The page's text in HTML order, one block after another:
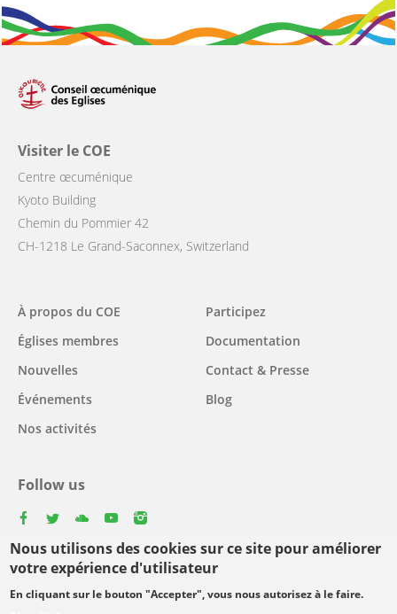
Nous utilisons des cookies sur ce site pour améliorer
votre expérience d'utilisateur
En cliquant sur le bouton "Accepter", vous nous autorisez à le faire.
Visiter le COE
Centre œcuménique
Kyoto Building
Chemin du Pommier 42
CH-1218 Le Grand-Saconnex, Switzerland
Main
navigation
À propos du COE
Églises membres
Nouvelles
Événements
Nos activités
Participez
Documentation
Contact & Presse
Blog
Follow us
Select
your
Footer